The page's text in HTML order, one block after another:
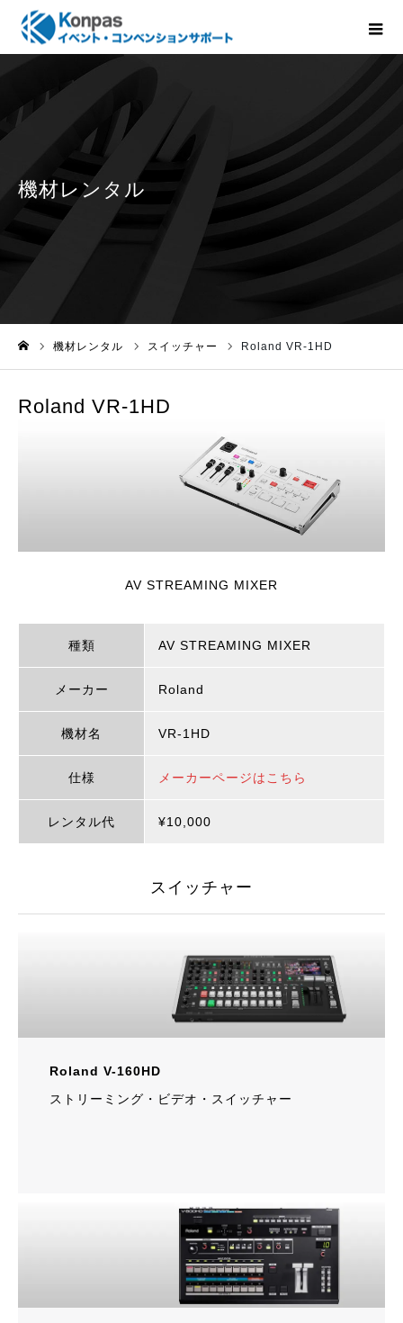
機材レンタル スイッチャー Roland VR-1HD
Roland VR-1HD
AV STREAMING MIXER
種類 AV STREAMING MIXER
メーカー Roland
機材名 VR-1HD
仕様 メーカーページはこちら
レンタル代 ¥10,000
スイッチャー
Roland V-160HD
ストリーミング・ビデオ・スイッチャー